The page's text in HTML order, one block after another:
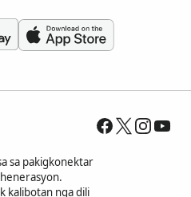
sa pakigkonektar
kalibotan nga dili